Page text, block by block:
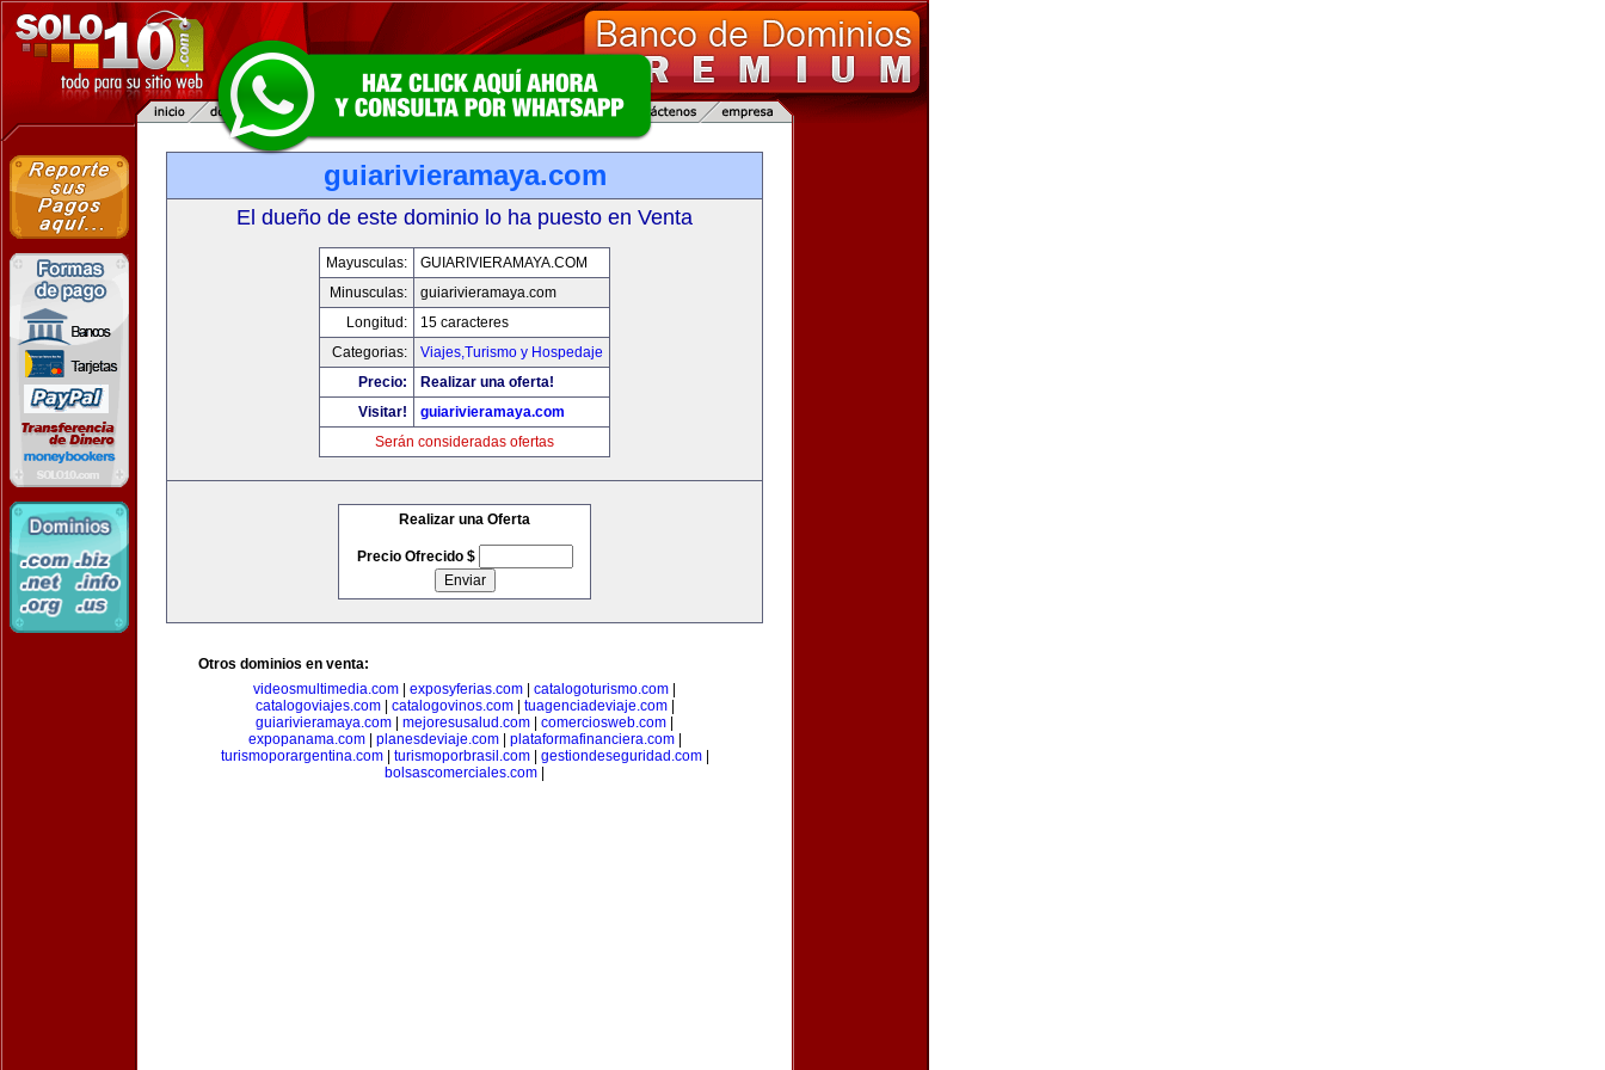
guiarivieramaya.com
El dueño de este dominio lo ha puesto en Venta
Mayusculas:
GUIARIVIERAMAYA.COM
Minusculas:
guiarivieramaya.com
Longitud:
15 caracteres
Categorias:
Viajes,Turismo y Hospedaje
Precio:
Realizar una oferta!
Visitar!
guiarivieramaya.com
Serán consideradas ofertas
Realizar una Oferta
Precio Ofrecido $
Otros dominios en venta:
videosmultimedia.com
exposyferias.com catalogoturismo.com
catalogoviajes.com| catalogovinos.com| tuagenciadeviaje.com|
guiarivieramaya.com
mejoresusalud.com comerciosweb.com
expopanama.com| planesdeviaje.com| plataformafinanciera.com|
turismoporargentina.com| turismoporbrasil.com| gestiondeseguridad.com|
bolsascomerciales.com